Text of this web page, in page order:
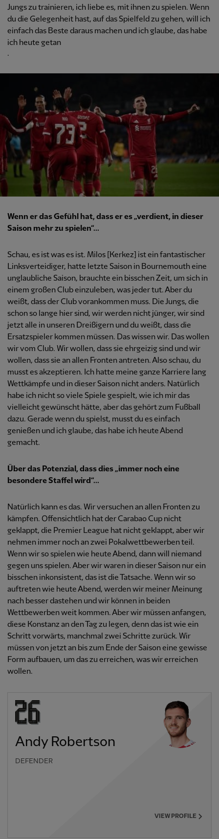
Jungs zu trainieren, ich liebe es, mit ihnen zu spielen. Wenn
du die Gelegenheit hast, auf das Spielfeld zu gehen, will ich
einfach das Beste daraus machen und ich glaube, das habe
ich heute getan
.
Wenn er das Gefühl hat, dass er es „verdient, in dieser
Saison mehr zu spielen“...
Schau, es ist was es ist. Milos [Kerkez] ist ein fantastischer
Linksverteidiger, hatte letzte Saison in Bournemouth eine
unglaubliche Saison, brauchte ein bisschen Zeit, um sich in
einem großen Club einzuleben, was jeder tut. Aber du
weißt, dass der Club vorankommen muss. Die Jungs, die
schon so lange hier sind, wir werden nicht jünger, wir sind
jetzt alle in unseren Dreißigern und du weißt, dass die
Ersatzspieler kommen müssen. Das wissen wir. Das wollen
wir vom Club. Wir wollen, dass sie ehrgeizig sind und wir
wollen, dass sie an allen Fronten antreten. Also schau, du
musst es akzeptieren. Ich hatte meine ganze Karriere lang
Wettkämpfe und in dieser Saison nicht anders. Natürlich
habe ich nicht so viele Spiele gespielt, wie ich mir das
vielleicht gewünscht hätte, aber das gehört zum Fußball
dazu. Gerade wenn du spielst, musst du es einfach
genießen und ich glaube, das habe ich heute Abend
gemacht.
Über das Potenzial, dass dies „immer noch eine
besondere Staffel wird“...
Natürlich kann es das. Wir versuchen an allen Fronten zu
kämpfen. Offensichtlich hat der Carabao Cup nicht
geklappt, die Premier League hat nicht geklappt, aber wir
nehmen immer noch an zwei Pokalwettbewerben teil.
Wenn wir so spielen wie heute Abend, dann will niemand
gegen uns spielen. Aber wir waren in dieser Saison nur ein
bisschen inkonsistent, das ist die Tatsache. Wenn wir so
auftreten wie heute Abend, werden wir meiner Meinung
nach besser dastehen und wir können in beiden
Wettbewerben weit kommen. Aber wir müssen anfangen,
diese Konstanz an den Tag zu legen, denn das ist wie ein
Schritt vorwärts, manchmal zwei Schritte zurück. Wir
müssen von jetzt an bis zum Ende der Saison eine gewisse
Form aufbauen, um das zu erreichen, was wir erreichen
wollen.
Andy Robertson
DEFENDER
VIEW PROFILE